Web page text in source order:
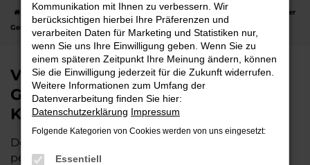
Startseite Hersteller VW VW T7 Transporter
VW T7 Transporter
Gebrauchtwagen bei Schmidt + Koch - Ihr VW Autohaus
VW T7 Transporter
Gebrauchtwagen bei Schmidt +
Koch - Ihr VW Autohaus
Der Gebrauchtwagen VW T7 Transporter ist die
perfekte Wahl, wenn Sie ein zuverlässiges und gut
Kommunikation mit Ihnen zu verbessern. Wir
berücksichtigen hierbei Ihre Präferenzen und
verarbeiten Daten für Marketing und Statistiken nur,
wenn Sie uns Ihre Einwilligung geben. Wenn Sie zu
einem späteren Zeitpunkt Ihre Meinung ändern, können
Sie die Einwilligung jederzeit für die Zukunft widerrufen.
Weitere Informationen zum Umfang der
Datenverarbeitung finden Sie hier:
Datenschutzerklärung Impressum
Folgende Kategorien von Cookies werden von uns eingesetzt:
Essentiell